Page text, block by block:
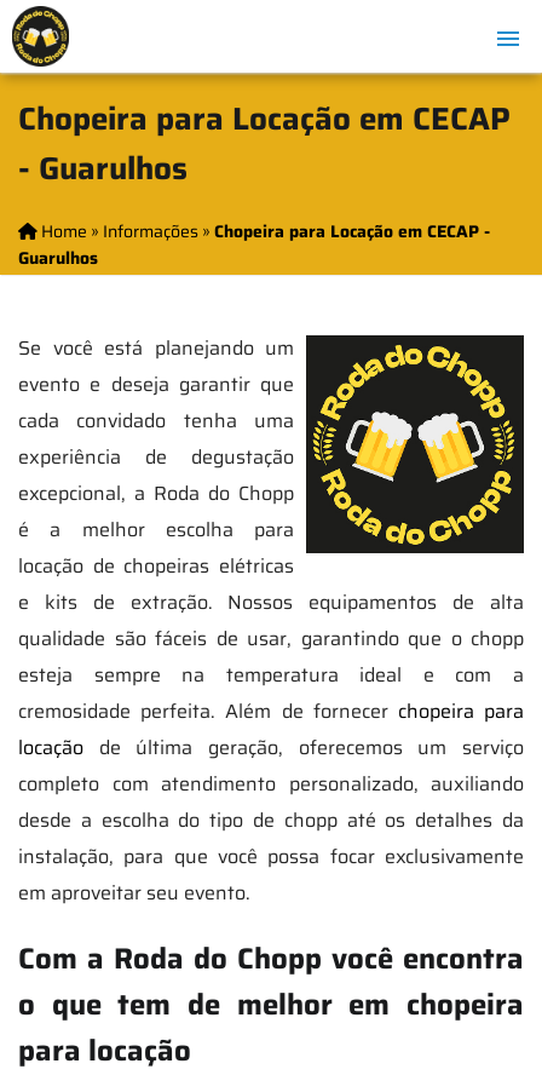
Chopeira para Locação em CECAP
- Guarulhos
Home » Informações»Chopeira para Locação em CECAP -
Guarulhos
Se você está planejando um
evento e deseja garantir que
cada convidado tenha uma
experiência de degustação
excepcional, a Roda do Chopp
é a melhor escolha para
locação de chopeiras elétricas
e kits de extração. Nossos equipamentos de alta
qualidade são fáceis de usar, garantindo que o chopp
esteja sempre na temperatura ideal e com a
cremosidade perfeita. Além de fornecer chopeira para
locação de última geração, oferecemos um serviço
completo com atendimento personalizado, auxiliando
desde a escolha do tipo de chopp até os detalhes da
instalação, para que você possa focar exclusivamente
em aproveitar seu evento.
Com a Roda do Chopp você encontra
o que tem de melhor em chopeira
para locação